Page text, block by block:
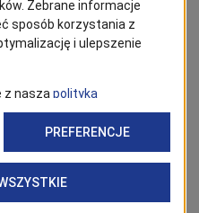
87 з 12:00
«SKM Головний
Звиценства» через
на маршруті
розташована на
Зупинки «Площа